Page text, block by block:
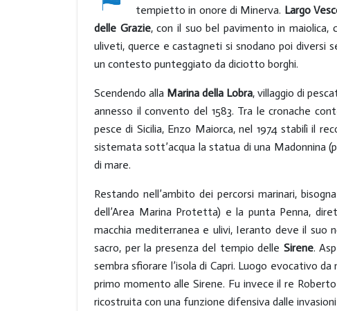
tempietto in onore di Minerva. Largo
delle Grazie, con il suo bel pavimento in
uliveti, querce e castagneti si snodano poi diversi
un contesto punteggiato da diciotto borghi.
Scendendo alla Marina della Lobra, villaggio di
annesso il convento del 1583. Tra le cronache
pesce di Sicilia, Enzo Maiorca, nel 1974 stabilì il
sistemata sott’acqua la statua di una Madonnina
di mare.
Restando nell’ambito dei percorsi marinari,
dell’Area Marina Protetta) e la punta Penna,
macchia mediterranea e ulivi, Ieranto deve il suo
sacro, per la presenza del tempio delle Sirene.
sembra sfiorare l’isola di Capri. Luogo evocativo
primo momento alle Sirene. Fu invece il re
ricostruita con una funzione difensiva dalle